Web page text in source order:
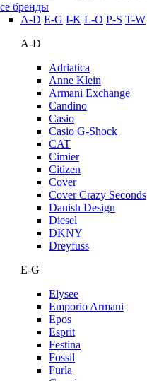
бренды
A-D E-G I-K L-O P-S T-W
A-D
Adriatica
Anne Klein
Armani Exchange
Candino
Casio
Casio G-Shock
CAT
Cimier
Citizen
Cover
Cover Crazy Seconds
Danish Design
Diesel
DKNY
Dreyfuss
E-G
Elysee
Emporio Armani
Epos
Esprit
Festina
Fossil
Furla